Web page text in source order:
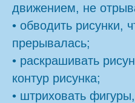
движением, не
• обводить рисунки,
прерывалась;
• раскрашивать
контур рисунка;
• штриховать